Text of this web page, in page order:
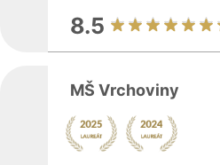
8.5
MŠ Vrchoviny